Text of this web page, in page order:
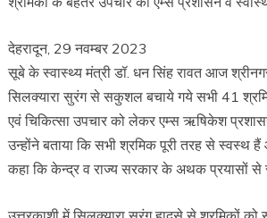
देहरादून, 29 नवम्बर 2023
सूबे के स्वास्थ्य मंत्री डॉ. धन सिंह रावत आज
सिलक्यारा सुरंग से सकुशल बचाये गये सभी 41
एवं चिकित्सा उपचार को लेकर एम्स ऋषिकेश
उन्होंने बताया कि सभी श्रमिक पूरी तरह से स्वस्थ
कहा कि केन्द्र व राज्य सरकार के अथक प्रयासों से